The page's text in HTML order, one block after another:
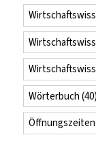
Wörterbuch (40)
Öffnungszeiten